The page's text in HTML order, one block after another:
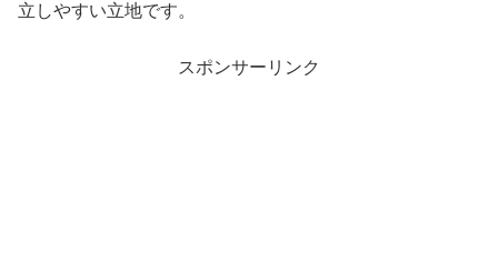
立しやすい立地です。
スポンサーリンク